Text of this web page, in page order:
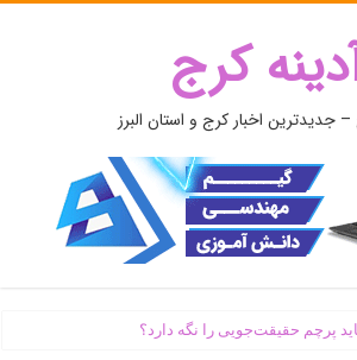
کرج
– جدیدترین اخبار کرج و استان البرز
پرچم حقیقت‌جویی را نگه دارد؟